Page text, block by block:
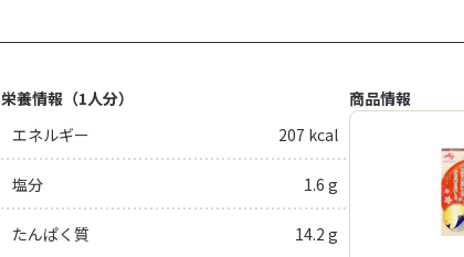
栄養情報（1人分）
エネルギー
207 kcal
塩分 1.6 g
たんぱく質 14.2 g
商品情報